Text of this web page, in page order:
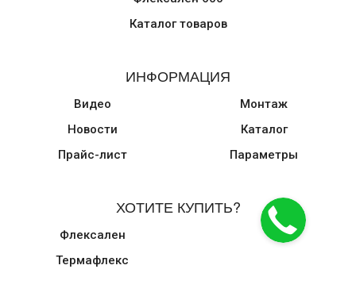
Каталог товаров
ИНФОРМАЦИЯ
Видео
Новости
Прайс-лист
Монтаж
Каталог
Параметры
ХОТИТЕ КУПИТЬ?
Флексален
Термафлекс